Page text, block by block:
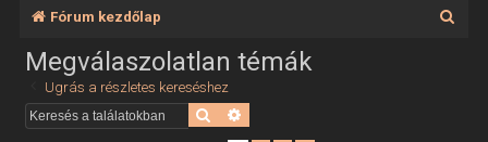
Fórum kezdőlap
Megválaszolatlan témák
Ugrás a részletes kereséshez
Keresés